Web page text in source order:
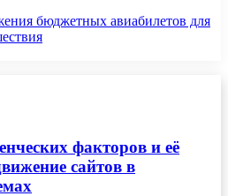
бюджетных авиабилетов для
факторов и её
сайтов в